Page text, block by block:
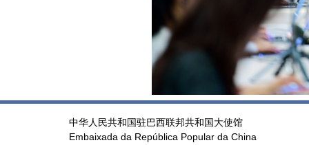
中华人民共和国驻巴西联邦共和国大使馆
Embaixada da República Popular da China